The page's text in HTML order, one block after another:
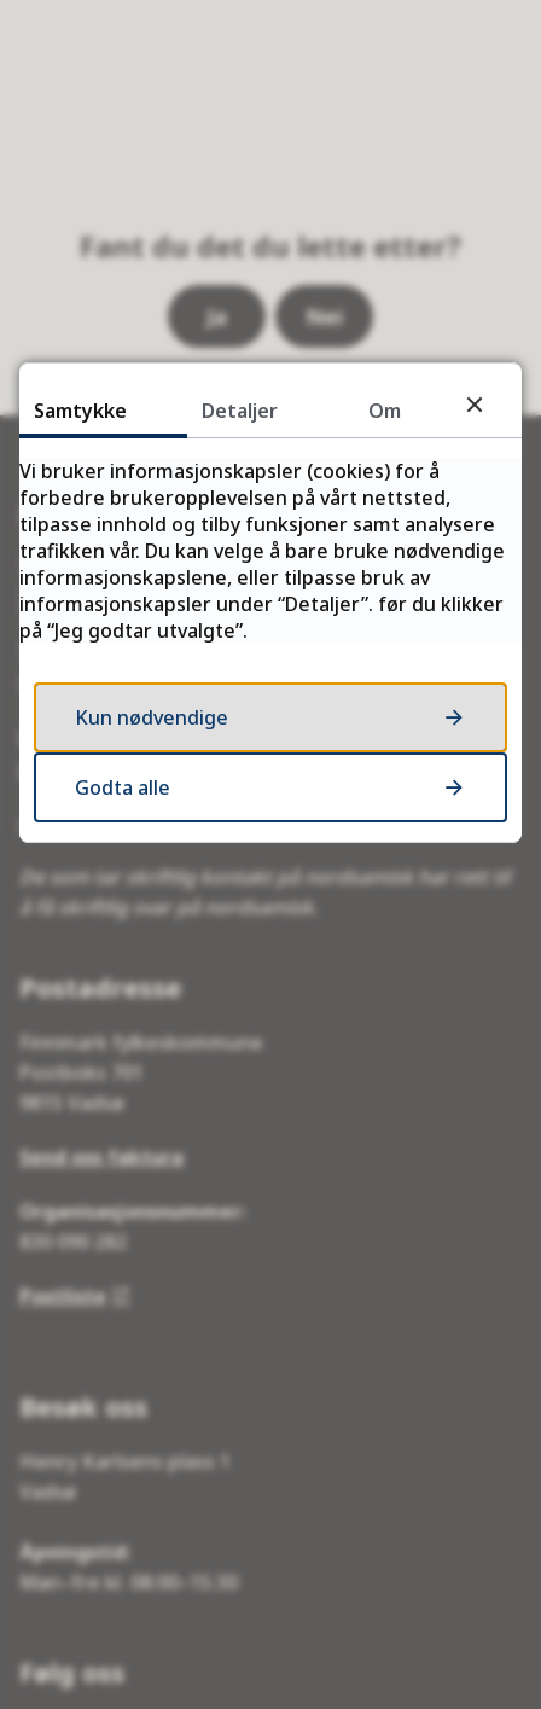
Fant du det du lette etter?
Ja Nei
Kontakt oss
Telefon:
78 96 30 00
Man–fre kl. 10:00–13:45
eDialog – send post og dokumenter sikkert
De som tar skriftlig kontakt på nordsamisk har rett til
å få skriftlig svar på nordsamisk.
Postadresse
Finnmark fylkeskommune
Postboks 701
9815 Vadsø
Send oss faktura
Organisasjonsnummer:
830 090 282
Postliste
Besøk oss
Henry Karlsens plass 1
Vadsø
Åpningstid:
Man–fre kl. 08:00–15:30
Følg oss
Samtykke Detaljer Om
Vi bruker informasjonskapsler (cookies) for å
forbedre brukeropplevelsen på vårt nettsted,
tilpasse innhold og tilby funksjoner samt analysere
trafikken vår. Du kan velge å bare bruke nødvendige
informasjonskapslene, eller tilpasse bruk av
informasjonskapsler under “Detaljer”. før du klikker
på “Jeg godtar utvalgte”.
Kun nødvendige
Godta alle